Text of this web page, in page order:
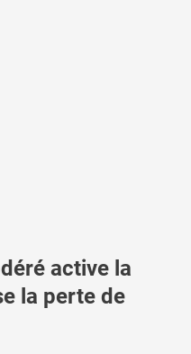
active la
la perte de